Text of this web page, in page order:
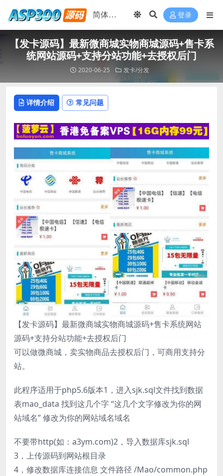
登录
【发卡源码】最新微商城实物商城源码+售卡系
统网站源码+支持分站功能+去授权后门
2020-06-25 发卡/分发
详情介绍 常见问题
【发卡源码】最新微商城实物商城源码+售卡系统网站
源码+支持分站功能+去授权后门
可以做微商城，卖实物商品去授权后门，可商用支持分
站。
此程序适用于php5.6版本1，进入sjk.sql文件找到数据
表mao_data 找到这几个字 “这几个文字修改为你的网
站域名” 修改为你的网站域名域名
不要带http(如：a3ym.com)2，导入数据库sjk.sql
3，上传源码到网站根目录
4，修改数据库连接信息 文件路径 /Mao/common.php